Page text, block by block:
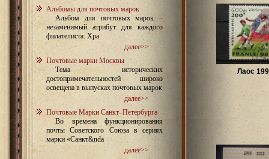
Альбомы для почтовых марок
Альбом для почтовых марок –
незаменимый атрибут для каждого
филателиста. Хра
далее>>
Почтовые марки Москвы
Тема исторических
достопримечательностей широко
освещена в выпусках почтовых марок
далее>>
Почтовые Марки Санкт–Петербурга
Во времена функционирования
почты Советского Союза в сериях
марки «Санкт&nda
далее>>
Лаос